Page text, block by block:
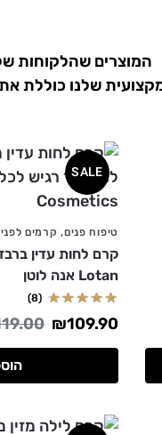
שלנו כוללת
SALE
טיפוח פנים, קרמים
Lotan אנה לוטן
(8)
₪109.90